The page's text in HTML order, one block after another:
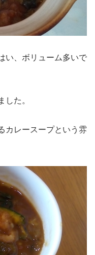
い、ボリューム多いで
した。
カレースープという雰